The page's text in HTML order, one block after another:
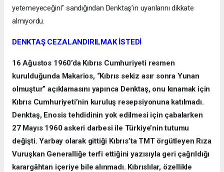
yetemeyeceğini” sandığından Denktaş’ın uyarılarını dikkate
almıyordu.
DENKTAŞ CEZALANDIRILMAK İSTEDİ
16 Ağustos 1960’da Kıbrıs Cumhuriyeti resmen
kurulduğunda Makarios, “Kıbrıs sekiz asır sonra Yunan
olmuştur” açıklamasını yapınca Denktaş, onu kınamak için
Kıbrıs Cumhuriyeti’nin kuruluş resepsiyonuna katılmadı.
Denktaş, Enosis tehdidinin yok edilmesi için çabalarken
27 Mayıs 1960 askeri darbesi ile Türkiye’nin tutumu
değişti. Yarbay olarak gittiği Kıbrıs’ta TMT örgütleyen Rıza
Vuruşkan Generalliğe terfi ettiğini yazısıyla geri çağrıldığı
karargâhtan içeriye bile alınmadı. Kıbrıslılar, özellikle